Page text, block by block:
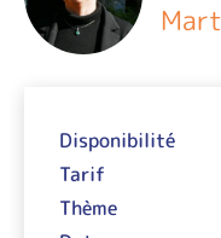
Disponibilité
Tarif
Thème